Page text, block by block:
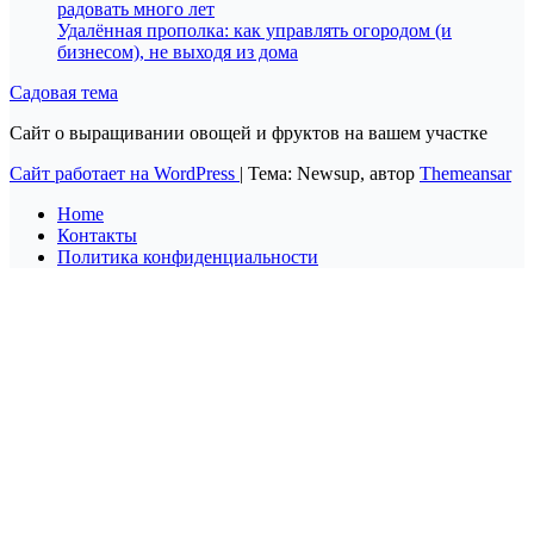
радовать много лет
Удалённая прополка: как управлять огородом (и
бизнесом), не выходя из дома
Садовая тема
Сайт о выращивании овощей и фруктов на вашем участке
Сайт работает на WordPress | Тема: Newsup, автор Themeansar
Home
Контакты
Политика конфиденциальности